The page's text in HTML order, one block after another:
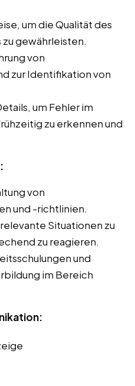
um die Qualität des
gewährleisten.
von
zur Identifikation von
um Fehler im
zu erkennen und
von
und -richtlinien.
Situationen zu
zu reagieren.
und
im Bereich